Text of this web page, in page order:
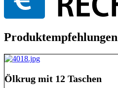
Produktempfehlungen
Ölkrug mit 12 Taschen